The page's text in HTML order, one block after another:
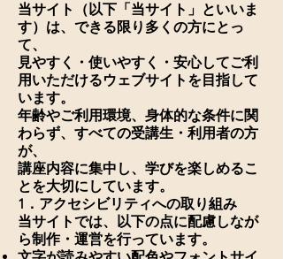
当サイト（以下「当サイト」といいま
す）は、できる限り多くの方にとっ
て、
見やすく・使いやすく・安心してご利
用いただけるウェブサイトを目指して
います。
年齢やご利用環境、身体的な条件に関
わらず、すべての受講生・利用者の方
が、
講座内容に集中し、学びを楽しめるこ
とを大切にしています。
1．アクセシビリティへの取り組み
当サイトでは、以下の点に配慮しなが
ら制作・運営を行っています。